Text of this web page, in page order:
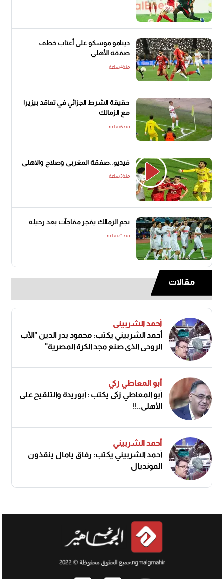
دينامو موسكو على أعتاب خطف
صفقة الأهلي
منذ4 ساعة
حقيقة الشرط الجزائي في تعاقد بيزيرا
مع الزمالك
منذ6 ساعة
فيديو..صفقة المغربى وصلاح والاهلى
منذ3 ساعة
نجم الزمالك يفجر مفاجآت بعد رحيله
منذ21 ساعة
مقالات
أحمد الشربيني
أحمد الشربيني يكتب: محمود بدر الدين "الأب
الروحي الذي صنع مجد الكرة المصرية"
أبو المعاطي زكي
أبو المعاطي زكى يكتب : أبوريدة والتلقيح على
الأهلى..!!
أحمد الشربيني
أحمد الشربيني يكتب: رفاق يامال ينقذون
المونديال